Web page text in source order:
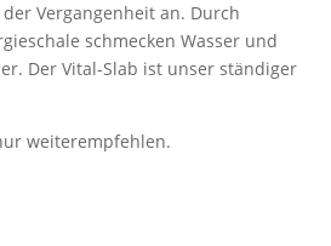
Vergangenheit an. Durch
schmecken Wasser und
Der Vital-Slab ist unser ständiger
weiterempfehlen.